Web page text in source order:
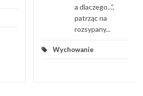
a dlaczego...”,
patrząc na
rozsypany...
Wychowanie